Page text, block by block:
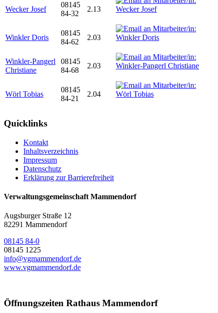
Wecker Josef
08145
84-32
2.13
Winkler Doris
08145
84-62
2.03
Winkler-Pangerl
Christiane
08145
84-68
2.03
Wörl Tobias
08145
84-21
2.04
Quicklinks
Kontakt
Inhaltsverzeichnis
Impressum
Datenschutz
Erklärung zur Barrierefreiheit
Verwaltungsgemeinschaft Mammendorf
Augsburger Straße 12
82291 Mammendorf
08145 84-0
08145 1225
info@vgmammendorf.de
www.vgmammendorf.de
Öffnungszeiten Rathaus Mammendorf